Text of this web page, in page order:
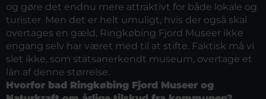
og gøre det endnu mere attraktivt for både lokale og
turister. Men det er helt umuligt, hvis der også skal
overtages en gæld, Ringkøbing Fjord Museer ikke
engang selv har været med til at stifte. Faktisk må vi
slet ikke, som statsanerkendt museum, overtage et
lån af denne størrelse.
Hvorfor bad Ringkøbing Fjord Museer og